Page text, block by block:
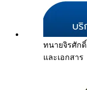
ทนายจิรศักดิ์
และเอกสาร